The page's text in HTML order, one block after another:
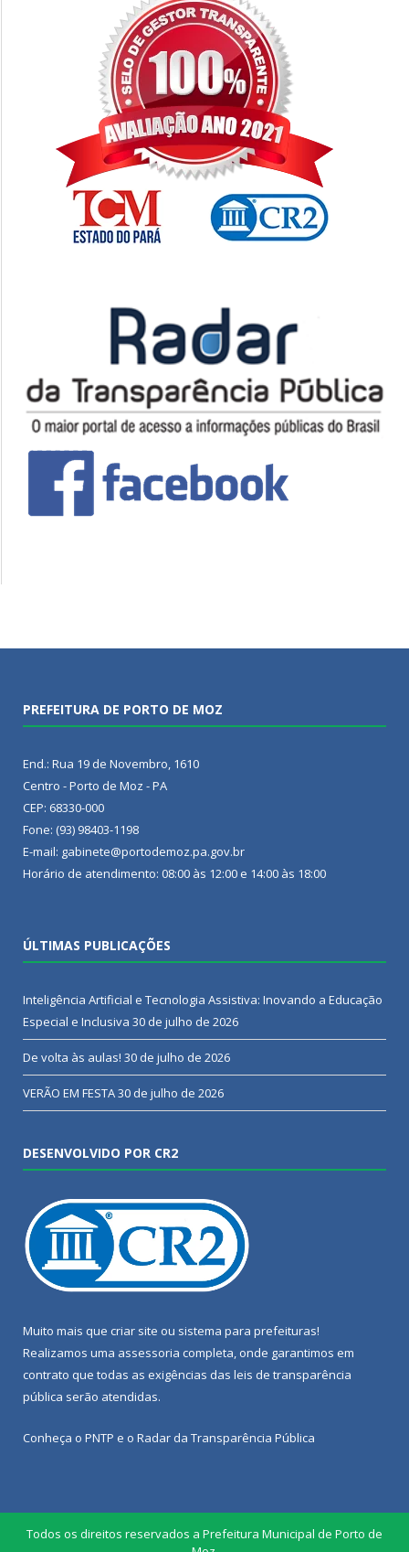
PREFEITURA DE PORTO DE MOZ
End.: Rua 19 de Novembro, 1610
Centro - Porto de Moz - PA
CEP: 68330-000
Fone: (93) 98403-1198
E-mail: gabinete@portodemoz.pa.gov.br
Horário de atendimento: 08:00 às 12:00 e 14:00 às 18:00
ÚLTIMAS PUBLICAÇÕES
Inteligência Artificial e Tecnologia Assistiva: Inovando a Educação
Especial e Inclusiva 30 de julho de 2026
De volta às aulas! 30 de julho de 2026
VERÃO EM FESTA30 de julho de 2026
DESENVOLVIDO POR CR2
Muito mais que criar site ou sistema para prefeituras!
Realizamos uma assessoria completa, onde garantimos em
contrato que todas as exigências das leis de transparência
pública serão atendidas.
Conheça o PNTP e o Radar da Transparência Pública
Todos os direitos reservados a Prefeitura Municipal de Porto de